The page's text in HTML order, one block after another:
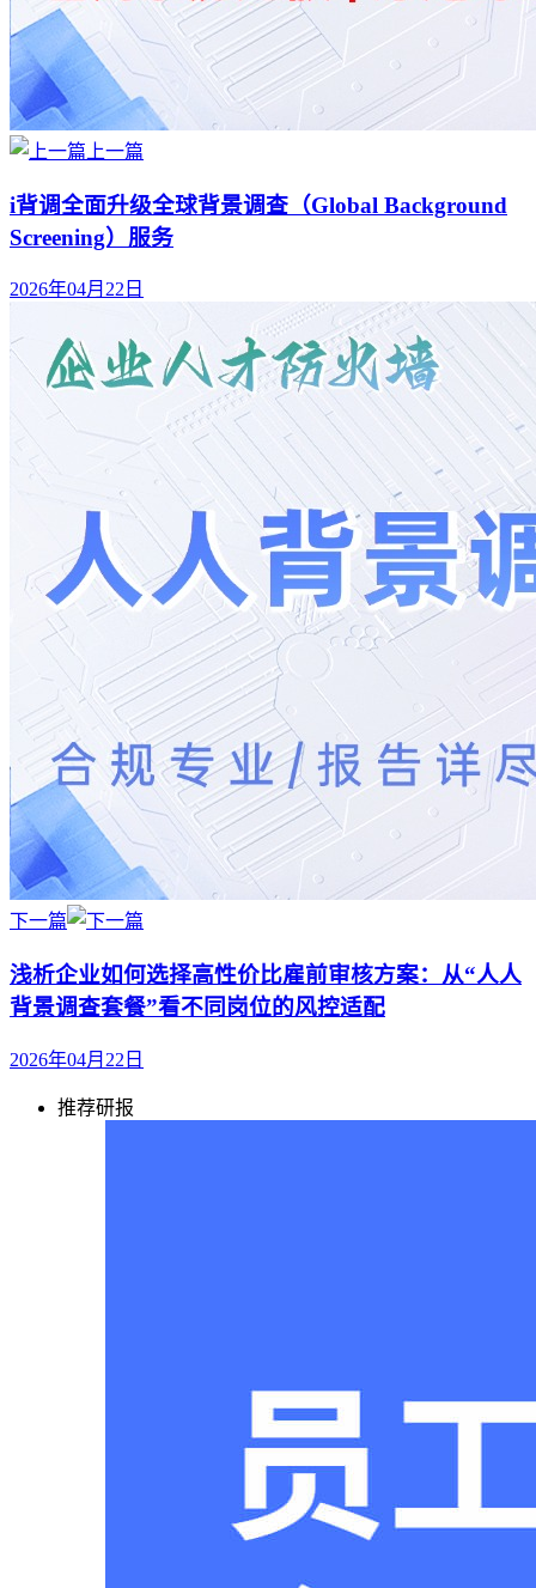
上一篇
i背调全面升级全球背景调查（Global Background
Screening）服务
2026年04月22日
下一篇
浅析企业如何选择高性价比雇前审核方案：从“人人
背景调查套餐”看不同岗位的风控适配
2026年04月22日
推荐研报